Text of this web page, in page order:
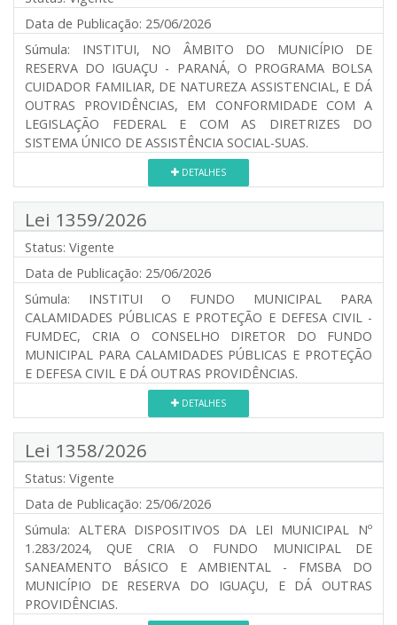
Data de Publicação: 25/06/2026
Súmula: INSTITUI, NO ÂMBITO DO MUNICÍPIO DE
RESERVA DO IGUAÇU - PARANÁ, O PROGRAMA BOLSA
CUIDADOR FAMILIAR, DE NATUREZA ASSISTENCIAL, E DÁ
OUTRAS PROVIDÊNCIAS, EM CONFORMIDADE COM A
LEGISLAÇÃO FEDERAL E COM AS DIRETRIZES DO
SISTEMA ÚNICO DE ASSISTÊNCIA SOCIAL-SUAS.
DETALHES
Lei 1359/2026
Status: Vigente
Data de Publicação: 25/06/2026
Súmula: INSTITUI O FUNDO MUNICIPAL PARA
CALAMIDADES PÚBLICAS E PROTEÇÃO E DEFESA CIVIL -
FUMDEC, CRIA O CONSELHO DIRETOR DO FUNDO
MUNICIPAL PARA CALAMIDADES PÚBLICAS E PROTEÇÃO
E DEFESA CIVIL E DÁ OUTRAS PROVIDÊNCIAS.
DETALHES
Lei 1358/2026
Status: Vigente
Data de Publicação: 25/06/2026
Súmula: ALTERA DISPOSITIVOS DA LEI MUNICIPAL Nº
1.283/2024, QUE CRIA O FUNDO MUNICIPAL DE
SANEAMENTO BÁSICO E AMBIENTAL - FMSBA DO
MUNICÍPIO DE RESERVA DO IGUAÇU, E DÁ OUTRAS
PROVIDÊNCIAS.